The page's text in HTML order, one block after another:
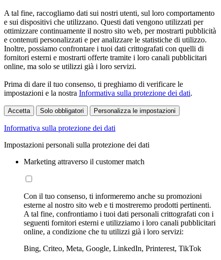
A tal fine, raccogliamo dati sui nostri utenti, sul loro comportamento
e sui dispositivi che utilizzano. Questi dati vengono utilizzati per
ottimizzare continuamente il nostro sito web, per mostrarti pubblicità
e contenuti personalizzati e per analizzare le statistiche di utilizzo.
Inoltre, possiamo confrontare i tuoi dati crittografati con quelli di
fornitori esterni e mostrarti offerte tramite i loro canali pubblicitari
online, ma solo se utilizzi già i loro servizi.
Prima di dare il tuo consenso, ti preghiamo di verificare le
impostazioni e la nostra Informativa sulla protezione dei dati.
Accetta Solo obbligatori Personalizza le impostazioni
Informativa sulla protezione dei dati
Impostazioni personali sulla protezione dei dati
Marketing attraverso il customer match
Con il tuo consenso, ti informeremo anche su promozioni
esterne al nostro sito web e ti mostreremo prodotti pertinenti.
A tal fine, confrontiamo i tuoi dati personali crittografati con i
seguenti fornitori esterni e utilizziamo i loro canali pubblicitari
online, a condizione che tu utilizzi già i loro servizi:
Bing, Criteo, Meta, Google, LinkedIn, Printerest, TikTok